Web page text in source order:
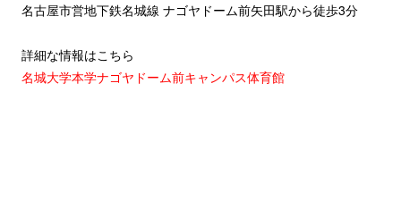
名古屋市営地下鉄名城線 ナゴヤドーム前矢田駅から徒歩3分
詳細な情報はこちら
名城大学本学ナゴヤドーム前キャンパス体育館